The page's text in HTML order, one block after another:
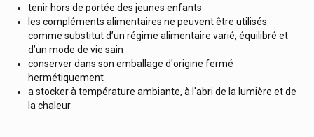
tenir hors de portée des jeunes enfants
les compléments alimentaires ne peuvent être utilisés
comme substitut d’un régime alimentaire varié, équilibré et
d’un mode de vie sain
conserver dans son emballage d'origine fermé
hermétiquement
a stocker à température ambiante, à l'abri de la lumière et de
la chaleur